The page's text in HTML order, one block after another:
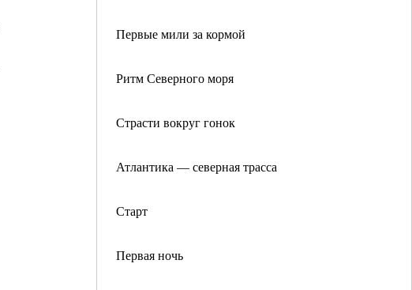
Первые мили за кормой
Ритм Северного моря
Страсти вокруг гонок
Атлантика — северная трасса
Старт
Первая ночь